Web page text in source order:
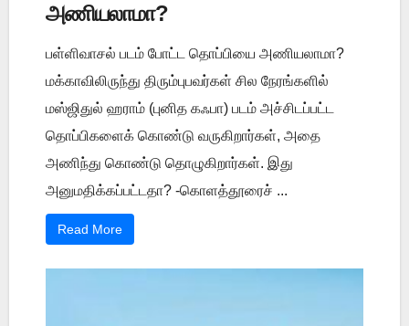
அணியலாமா?
பள்ளிவாசல் படம் போட்ட தொப்பியை அணியலாமா?
மக்காவிலிருந்து திரும்புபவர்கள் சில நேரங்களில்
மஸ்ஜிதுல் ஹராம் (புனித கஃபா) படம் அச்சிடப்பட்ட
தொப்பிகளைக் கொண்டு வருகிறார்கள், அதை
அணிந்து கொண்டு தொழுகிறார்கள். இது
அனுமதிக்கப்பட்டதா? -கொளத்தூரைச் ...
Read More